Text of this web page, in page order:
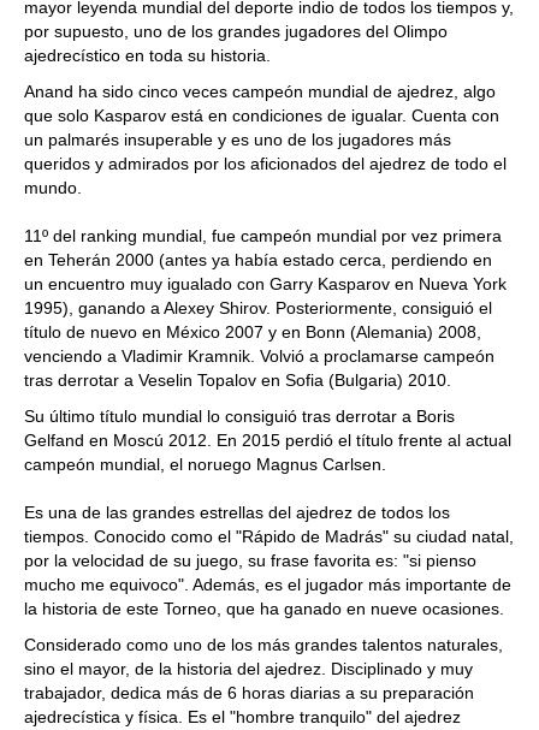
mayor leyenda mundial del deporte indio de todos los tiempos y,
por supuesto, uno de los grandes jugadores del Olimpo
ajedrecístico en toda su historia.
Anand ha sido cinco veces campeón mundial de ajedrez, algo
que solo Kasparov está en condiciones de igualar. Cuenta con
un palmarés insuperable y es uno de los jugadores más
queridos y admirados por los aficionados del ajedrez de todo el
mundo.
11º del ranking mundial, fue campeón mundial por vez primera
en Teherán 2000 (antes ya había estado cerca, perdiendo en
un encuentro muy igualado con Garry Kasparov en Nueva York
1995), ganando a Alexey Shirov. Posteriormente, consiguió el
título de nuevo en México 2007 y en Bonn (Alemania) 2008,
venciendo a Vladimir Kramnik. Volvió a proclamarse campeón
tras derrotar a Veselin Topalov en Sofia (Bulgaria) 2010.
Su último título mundial lo consiguió tras derrotar a Boris
Gelfand en Moscú 2012. En 2015 perdió el título frente al actual
campeón mundial, el noruego Magnus Carlsen.
Es una de las grandes estrellas del ajedrez de todos los
tiempos. Conocido como el "Rápido de Madrás" su ciudad natal,
por la velocidad de su juego, su frase favorita es: "si pienso
mucho me equivoco". Además, es el jugador más importante de
la historia de este Torneo, que ha ganado en nueve ocasiones.
Considerado como uno de los más grandes talentos naturales,
sino el mayor, de la historia del ajedrez. Disciplinado y muy
trabajador, dedica más de 6 horas diarias a su preparación
ajedrecística y física. Es el "hombre tranquilo" del ajedrez